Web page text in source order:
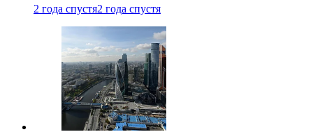
2 года спустя2 года спустя